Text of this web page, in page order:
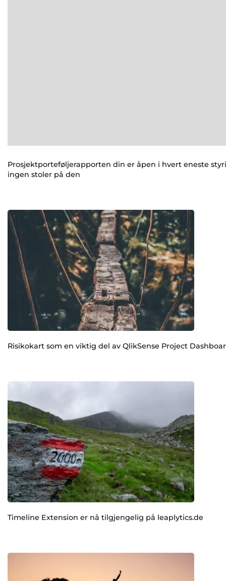
Prosjektporteføljerapporten din er åpen i hvert eneste
ingen stoler på den
Risikokart som en viktig del av QlikSense Project
Timeline Extension er nå tilgjengelig på leaplytics.de